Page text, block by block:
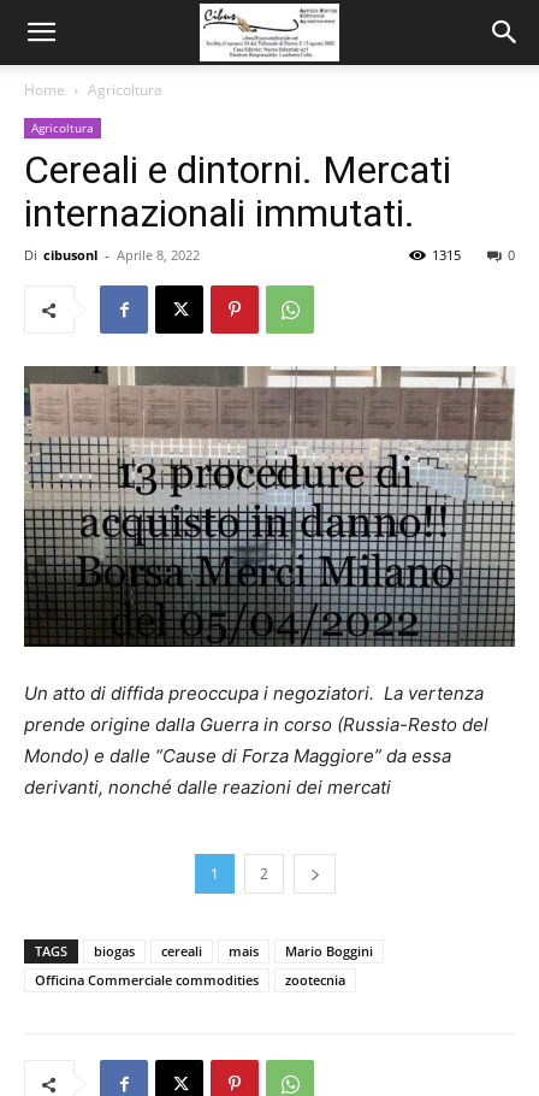
Home Agricoltura
Agricoltura
Cereali e dintorni. Mercati
internazionali immutati.
Di cibusonl - Aprile 8, 2022 0
1315
Un atto di diffida preoccupa i negoziatori. La vertenza
prende origine dalla Guerra in corso (Russia-Resto del
Mondo) e dalle “Cause di Forza Maggiore” da essa
derivanti, nonché dalle reazioni dei mercati
1 2
TAGS biogas cereali mais
Mario Boggini
Officina Commerciale commodities
zootecnia